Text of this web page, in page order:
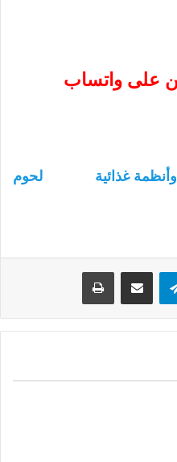
على واتساب
غذائية
لحوم